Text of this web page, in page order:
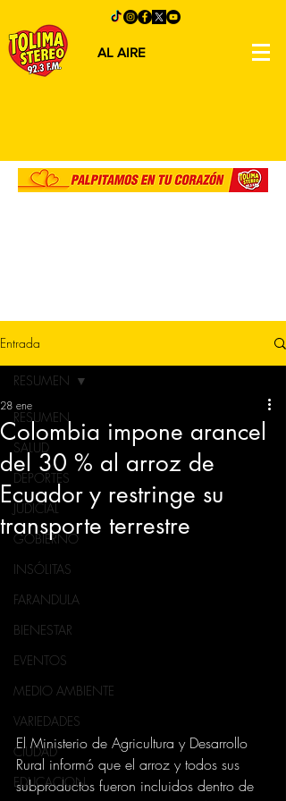
AL AIRE
Entrada
RESUMEN
SALUD
DEPORTES
JUDICIAL
GOBIERNO
INSÓLITAS
FARANDULA
BIENESTAR
EVENTOS
MEDIO AMBIENTE
VARIEDADES
CIUDAD
EDUCACION
RESUMEN
Colombia impone arancel
del 30 % al arroz de
Ecuador y restringe su
transporte terrestre
28 ene
El Ministerio de Agricultura y Desarrollo
Rural informó que el arroz y todos sus
subproductos fueron incluidos dentro de